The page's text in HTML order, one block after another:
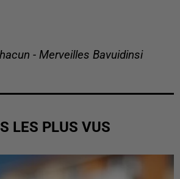
- Merveilles Bavuidinsi
LES PLUS VUS